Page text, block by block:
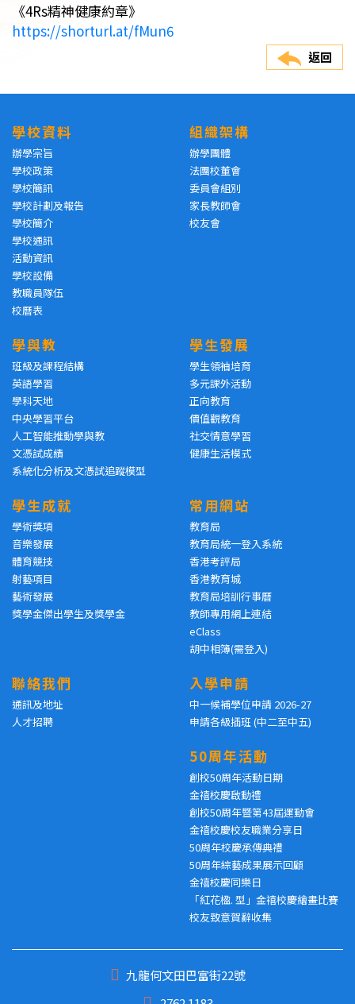
《4Rs精神健康約章》
https://shorturl.at/fMun6
返回
學校資料
辦學宗旨
學校政策
學校簡訊
學校計劃及報告
學校簡介
學校通訊
活動資訊
學校設備
教職員隊伍
校曆表
組織架構
辦學團體
法團校董會
委員會組別
家長教師會
校友會
學與教
班級及課程結構
英語學習
學科天地
中央學習平台
人工智能推動學與教
文憑試成績
系統化分析及文憑試追蹤模型
學生發展
學生領袖培育
多元課外活動
正向教育
價值觀教育
社交情意學習
健康生活模式
學生成就
學術獎項
音樂發展
體育競技
射藝項目
藝術發展
獎學金傑出學生及獎學金
常用網站
教育局
教育局統一登入系統
香港考評局
香港教育城
教育局培訓行事曆
教師專用網上連結
eClass
胡中相簿(需登入)
聯絡我們
通訊及地址
人才招聘
入學申請
中一候補學位申請 2026-27
申請各級插班 (中二至中五)
50周年活動
創校50周年活動日期
金禧校慶啟動禮
創校50周年暨第43屆運動會
金禧校慶校友職業分享日
50周年校慶承傳典禮
50周年綜藝成果展示回顧
金禧校慶同樂日
「紅花楹. 型」金禧校慶繪畫比賽
校友致意賀辭收集
九龍何文田巴富街22號